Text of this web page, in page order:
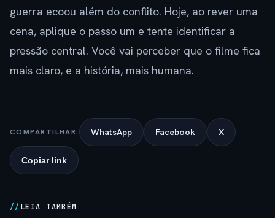
guerra ecoou além do conflito. Hoje, ao rever uma
cena, aplique o passo um e tente identificar a
pressão central. Você vai perceber que o filme fica
mais claro, e a história, mais humana.
COMPARTILHAR: WhatsApp Facebook X
Copiar link
LEIA TAMBÉM